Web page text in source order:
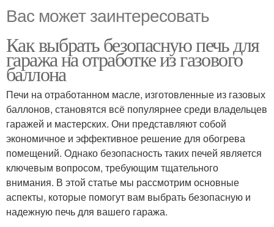
Вас может заинтересовать
Как выбрать безопасную печь для
гаража на отработке из газового
баллона
Печи на отработанном масле, изготовленные из газовых
баллонов, становятся всё популярнее среди владельцев
гаражей и мастерских. Они представляют собой
экономичное и эффективное решение для обогрева
помещений. Однако безопасность таких печей является
ключевым вопросом, требующим тщательного
внимания. В этой статье мы рассмотрим основные
аспекты, которые помогут вам выбрать безопасную и
надежную печь для вашего гаража.